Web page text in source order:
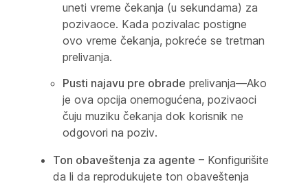
uneti vreme čekanja (u sekundama) za
pozivaoce. Kada pozivalac postigne
ovo vreme čekanja, pokreće se tretman
prelivanja.
Pusti najavu pre obrade prelivanja—Ako
je ova opcija onemogućena, pozivaoci
čuju muziku čekanja dok korisnik ne
odgovori na poziv.
Ton obaveštenja za agente – Konfigurišite
da li da reprodukujete ton obaveštenja